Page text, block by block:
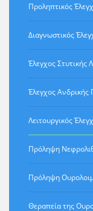
Προληπτικός
Διαγνωστικός
Έλεγχος Στυτικής
Έλεγχος Ανδρικής
Λειτουργικός
Πρόληψη
Πρόληψη
Θεραπεία της